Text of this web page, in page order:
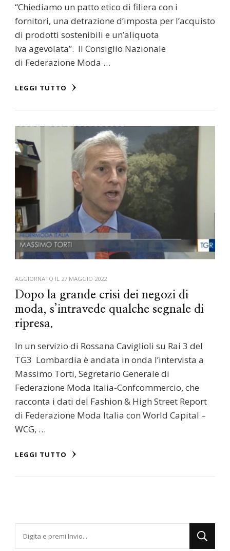
“Chiediamo un patto etico di filiera con i
fornitori, una detrazione d’imposta per l’acquisto
di prodotti sostenibili e un’aliquota
Iva agevolata”. Il Consiglio Nazionale
di Federazione Moda …
LEGGI TUTTO
AGGIORNATO IL 27 MAGGIO 2022
Dopo la grande crisi dei negozi di
moda, s’intravede qualche segnale di
ripresa.
In un servizio di Rossana Caviglioli su Rai 3 del
TG3 Lombardia è andata in onda l’intervista a
Massimo Torti, Segretario Generale di
Federazione Moda Italia-Confcommercio, che
racconta i dati del Fashion & High Street Report
di Federazione Moda Italia con World Capital –
WCG, …
LEGGI TUTTO